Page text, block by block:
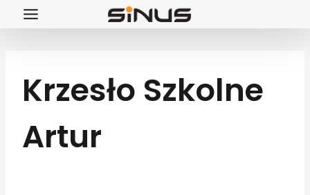
Przejdź
Krzesło Szkolne
Artur